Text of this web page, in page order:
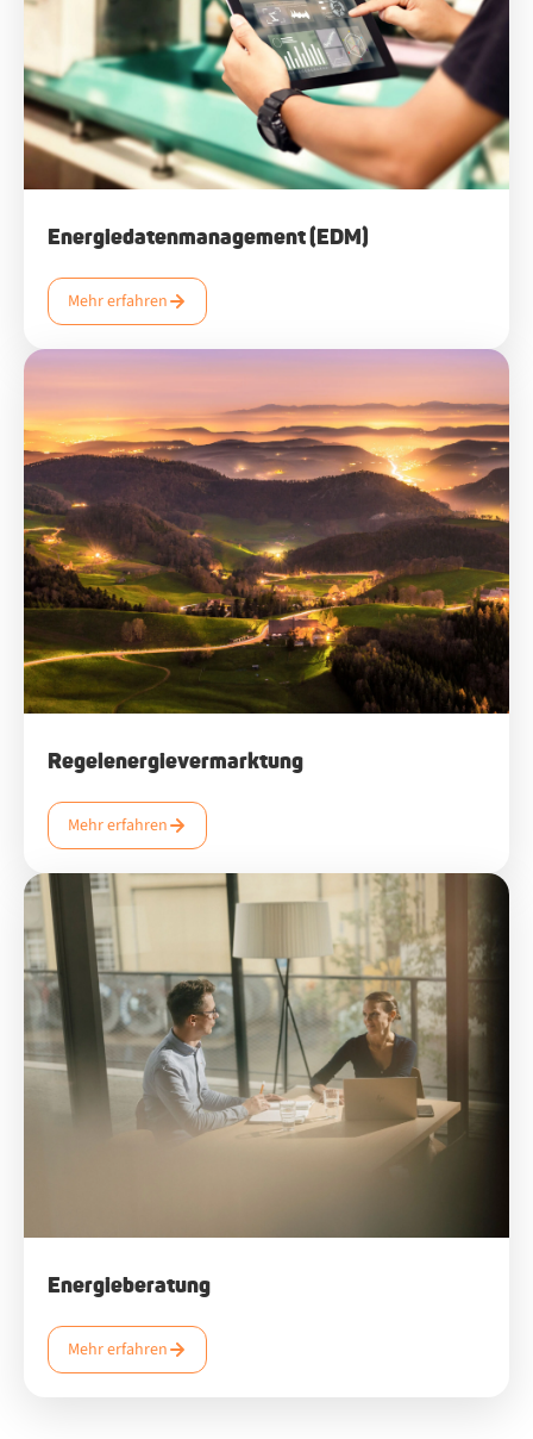
Energiedatenmanagement (EDM)
Mehr erfahren
Regelenergievermarktung
Mehr erfahren
Energieberatung
Mehr erfahren